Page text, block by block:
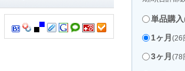
単品購入
1ヶ月 (26
3ヶ月 (78